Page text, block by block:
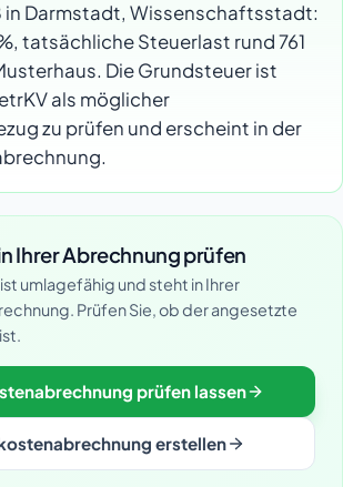
in Darmstadt, Wissenschaftsstadt:
tatsächliche Steuerlast rund 761
Die Grundsteuer ist
als möglicher
zu prüfen und erscheint in der
Ihrer Abrechnung prüfen
umlagefähig und steht in Ihrer
Prüfen Sie, ob der angesetzte
prüfen lassen
erstellen